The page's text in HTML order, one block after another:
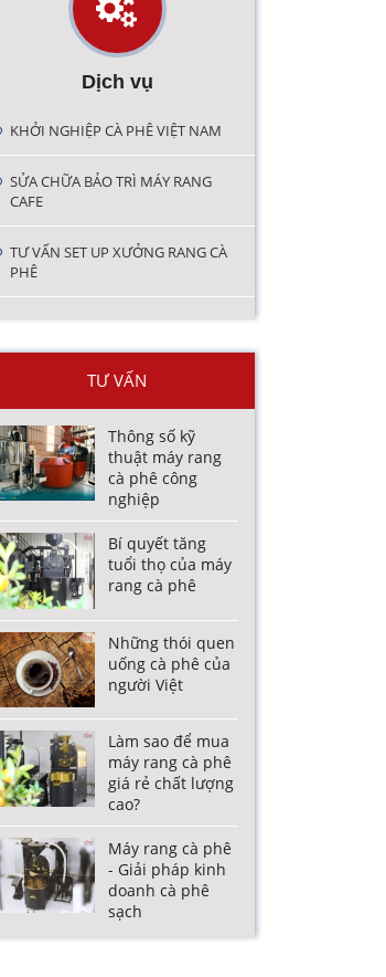
Dịch vụ
KHỞI NGHIỆP CÀ PHÊ VIỆT NAM
SỬA CHỮA BẢO TRÌ MÁY RANG
CAFE
TƯ VẤN SET UP XƯỞNG RANG CÀ
PHÊ
TƯ VẤN
Thông số kỹ
thuật máy rang
cà phê công
nghiệp
Bí quyết tăng
tuổi thọ của máy
rang cà phê
Những thói quen
uống cà phê của
người Việt
Làm sao để mua
máy rang cà phê
giá rẻ chất lượng
cao?
Máy rang cà phê
- Giải pháp kinh
doanh cà phê
sạch